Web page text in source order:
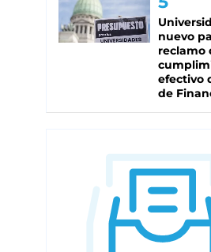
nuevo
reclamo
efectivo
de